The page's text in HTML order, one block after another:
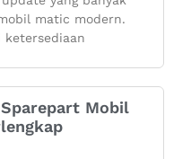
matic modern.
ketersediaan
Mobil